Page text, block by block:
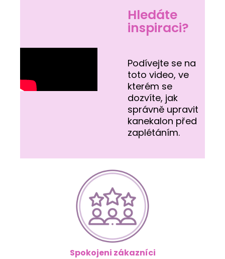
Hledáte
inspiraci?
Podívejte se na
toto video, ve
kterém se
dozvíte, jak
správně upravit
kanekalon před
zaplétáním.
Spokojeni zákazníci